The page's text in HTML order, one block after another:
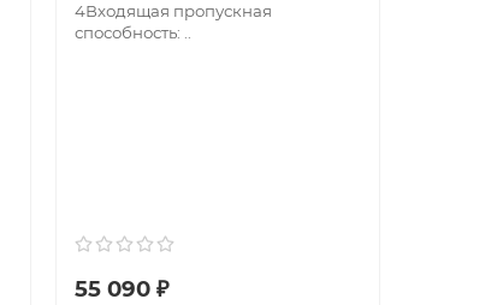
4Входящая пропускная
способность: ..
55 090 ₽